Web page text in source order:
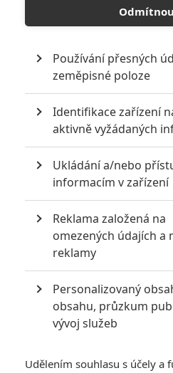
5
Recenze:
8 Recenze:
6
Recenze:
impérium
8 Recenze:
POSLEDNÍ KOMENTOVANÉ
ČLÁNEK | 01.08.2026 16:40
Marvel nečekaně zrušil již schválené
拆彈專家
Používání přesných
zeměpisné poloze
Identifikace zařízení
aktivně vyžádaných
Ukládání a/nebo
informacím v zařízení
Reklama založená na
omezených údajích a
reklamy
Personalizovaný
obsahu, průzkum
vývoj služeb
Udělením souhlasu s účely a